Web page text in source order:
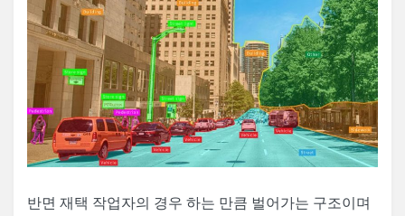
반면 재택 작업자의 경우 하는 만큼 벌어가는 구조이며